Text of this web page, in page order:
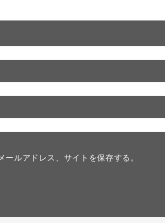
ルアドレス、サイトを保存する。